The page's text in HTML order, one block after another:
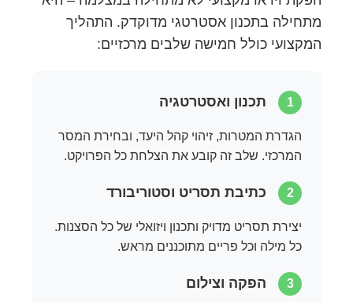
מתחילה בתכנון אסטרטגי מדוקדק. התהליך
המקצועי כולל חמישה שלבים מרכזיים:
1 תכנון ואסטרטגיה
הגדרת המטרות, זיהוי קהל היעד, ובחירת המסר
המרכזי. שלב זה קובע את הצלחת כל הפרויקט.
2 כתיבת תסריט וסטוריבורד
יצירת תסריט מדויק ותכנון ויזואלי של כל הסצנות.
כל מילה וכל פריים מתוכננים מראש.
3 הפקה וצילום